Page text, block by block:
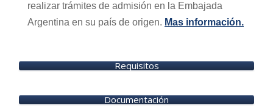
realizar trámites de admisión en la Embajada
Argentina en su país de origen. Mas información.
Requisitos
Documentación